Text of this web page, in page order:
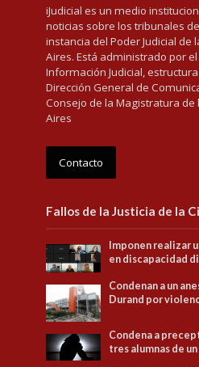
iJudicial es un medio
noticias sobre los tribunales
instancia del Poder Judicial de
Aires. Está administrado por
Información Judicial,
Dirección General de
Consejo de la Magistratura de
Aires
Contacto
Fallos de la Justicia de la
Imponen realizar
en discapacidad
Condenan a un
Durand por
Condena a
tres alumnas de